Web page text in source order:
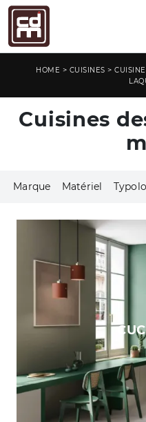
HOME > CUISINES >
Cuisines
Marque Matériel